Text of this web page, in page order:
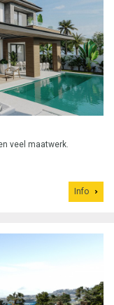
veel maatwerk.
Info